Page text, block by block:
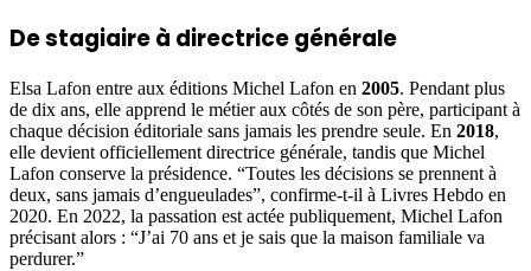
De stagiaire à directrice générale
Elsa Lafon entre aux éditions Michel Lafon en 2005. Pendant plus
de dix ans, elle apprend le métier aux côtés de son père, participant à
chaque décision éditoriale sans jamais les prendre seule. En 2018,
elle devient officiellement directrice générale, tandis que Michel
Lafon conserve la présidence. “Toutes les décisions se prennent à
deux, sans jamais d’engueulades”, confirme-t-il à Livres Hebdo en
2020. En 2022, la passation est actée publiquement, Michel Lafon
précisant alors : “J’ai 70 ans et je sais que la maison familiale va
perdurer.”